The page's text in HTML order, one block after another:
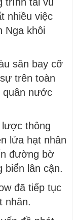
nhiều việc
Nga khôi
sân bay cỡ
trên toàn
quân nước
thông
lửa hạt nhân
đường bờ
biển lân cận.
đã tiếp tục
nhân.